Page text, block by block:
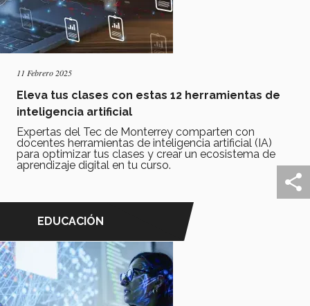
11 Febrero 2025
Eleva tus clases con estas 12 herramientas de
inteligencia artificial
Expertas del Tec de Monterrey comparten con
docentes herramientas de inteligencia artificial (IA)
para optimizar tus clases y crear un ecosistema de
aprendizaje digital en tu curso.
EDUCACIÓN